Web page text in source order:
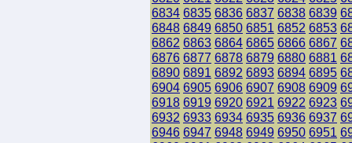
6834 6835 6836 6837 6838 6839
6848 6849 6850 6851 6852 6853
6862 6863 6864 6865 6866 6867
6876 6877 6878 6879 6880 6881
6890 6891 6892 6893 6894 6895
6904 6905 6906 6907 6908 6909
6918 6919 6920 6921 6922 6923
6932 6933 6934 6935 6936 6937
6946 6947 6948 6949 6950 6951